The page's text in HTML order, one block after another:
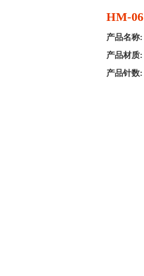
HM-06
产品名称:
产品材质:
产品针数: